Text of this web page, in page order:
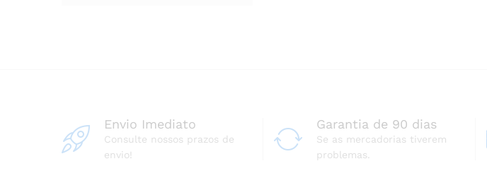
Envio Imediato
Consulte nossos prazos de
envio!
Garantia de 90 dias
Se as mercadorias tiverem
problemas.